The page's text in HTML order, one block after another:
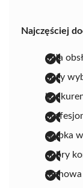
Najczęściej
miła
duży
szybka
dobry
fachowa